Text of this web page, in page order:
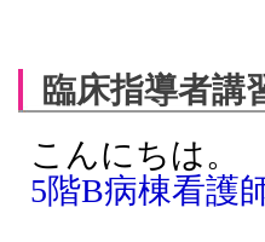
臨床指導者講
こんにちは。
5階B病棟看護